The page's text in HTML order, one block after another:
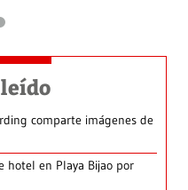
comparte imágenes de
hotel en Playa Bijao por